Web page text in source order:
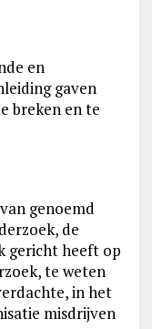
en
gaven
breken en te
genoemd
de
gericht heeft op
te weten
in het
misdrijven